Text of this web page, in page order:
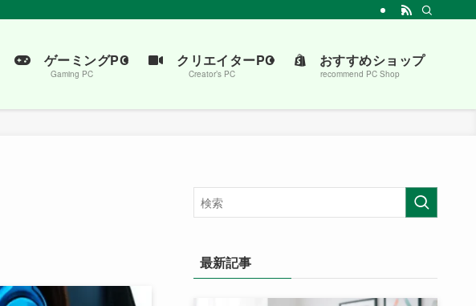
おすすめの商品もご紹介します。
ゲーミングPC
Gaming PC
クリエイターPC
Creator’s PC
おすすめショップ
recommend PC Shop
最新記事